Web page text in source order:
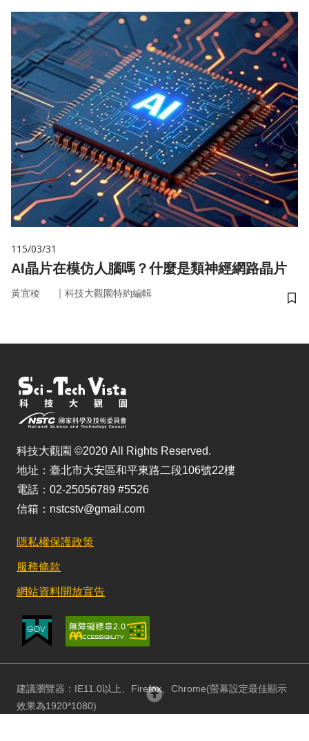
115/03/31
AI晶片在模仿人腦嗎？什麼是類神經網路晶片
黃宜稜 ｜ 科技大觀園特約編輯
儲
科技大觀園 ©2020 All Rights Reserved.
地址：臺北市大安區和平東路二段106號22樓
電話：02-25056789 #5526
信箱：nstcstv@gmail.com
隱私權保護政策
服務條款
網站資料開放宣告
建議瀏覽器：IE11.0以上、Firefox、Chrome(螢幕設定最佳顯示
效果為1920*1080)
回頂部